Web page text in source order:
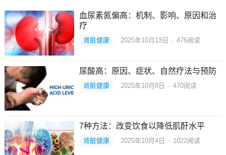
血尿素氮偏高：机制、影响、原因和治
疗
肾脏健康 2025年10月13日 · 476阅读
尿酸高：原因、症状、自然疗法与预防
肾脏健康 2025年10月8日 · 470阅读
7种方法：改变饮食以降低肌酐水平
肾脏健康 2025年10月4日 · 1022阅读